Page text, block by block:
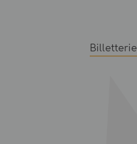
Billetterie